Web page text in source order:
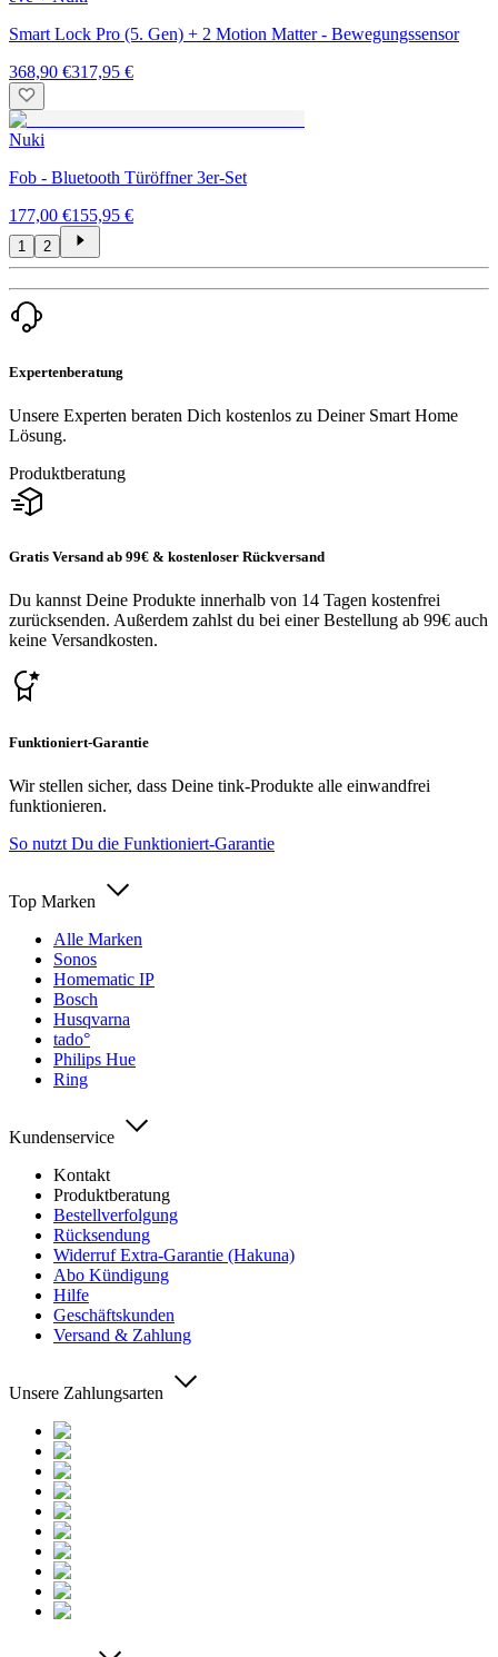
Smart Lock Pro (5. Gen) + 2 Motion Matter - Bewegungssensor
368,90 €317,95 €
Nuki
Fob - Bluetooth Türöffner 3er-Set
177,00 €155,95 €
1 2
Expertenberatung
Unsere Experten beraten Dich kostenlos zu Deiner Smart Home
Lösung.
Produktberatung
Gratis Versand ab 99€ & kostenloser Rückversand
Du kannst Deine Produkte innerhalb von 14 Tagen kostenfrei
zurücksenden. Außerdem zahlst du bei einer Bestellung ab 99€ auch
keine Versandkosten.
Funktioniert-Garantie
Wir stellen sicher, dass Deine tink-Produkte alle einwandfrei
funktionieren.
So nutzt Du die Funktioniert-Garantie
Top Marken
Alle Marken
Sonos
Homematic IP
Bosch
Husqvarna
tado°
Philips Hue
Ring
Kundenservice
Kontakt
Produktberatung
Bestellverfolgung
Rücksendung
Widerruf Extra-Garantie (Hakuna)
Abo Kündigung
Hilfe
Geschäftskunden
Versand & Zahlung
Unsere Zahlungsarten